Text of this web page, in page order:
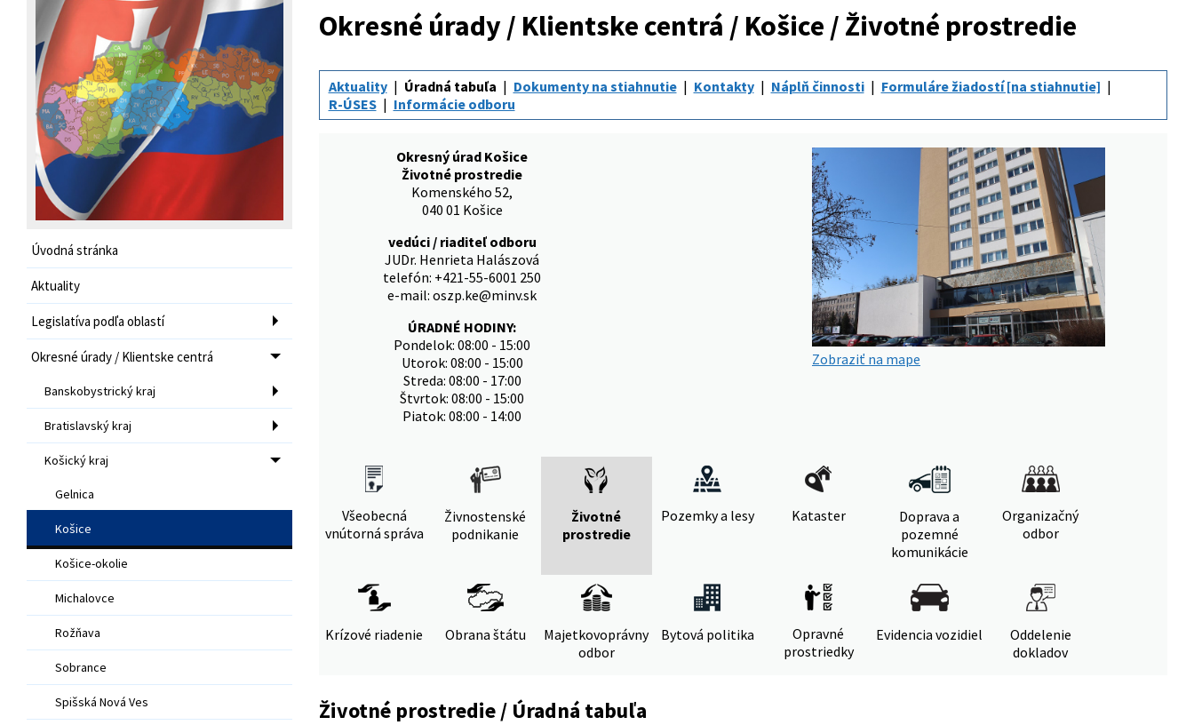
Úvodná stránka
Aktuality
Legislatíva podľa oblastí
Okresné úrady / Klientske centrá
Banskobystrický kraj
Bratislavský kraj
Košický kraj
Gelnica
Košice
Košice-okolie
Michalovce
Rožňava
Sobrance
Spišská Nová Ves
Okresné úrady / Klientske centrá / Košice / Životné prostredie
Aktuality Úradná tabuľa Dokumenty na stiahnutie Kontakty Náplň činnosti
Formuláre žiadostí [na stiahnutie]
R-ÚSES
Informácie odboru
Okresný úrad Košice
Životné prostredie
Komenského 52,
040 01 Košice
vedúci / riaditeľ odboru
JUDr. Henrieta Halászová
telefón: +421-55-6001 250
e-mail: oszp.ke@minv.sk
ÚRADNÉ HODINY:
Pondelok: 08:00 - 15:00
Utorok: 08:00 - 15:00
Streda: 08:00 - 17:00
Štvrtok: 08:00 - 15:00
Piatok: 08:00 - 14:00
Zobraziť na mape
Všeobecná
vnútorná správa
Živnostenské
podnikanie
Životné
prostredie
Pozemky a lesy Kataster
Doprava a
pozemné
komunikácie
Organizačný
odbor
Krízové riadenie Obrana štátu
Majetkovoprávny
odbor
Bytová politika
Opravné
prostriedky
Evidencia vozidiel
Oddelenie
dokladov
Životné prostredie / Úradná tabuľa